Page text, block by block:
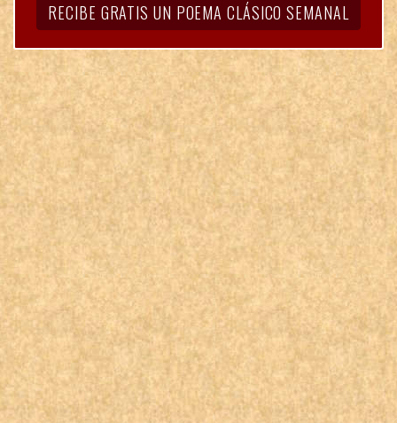
RECIBE GRATIS UN POEMA CLÁSICO SEMANAL